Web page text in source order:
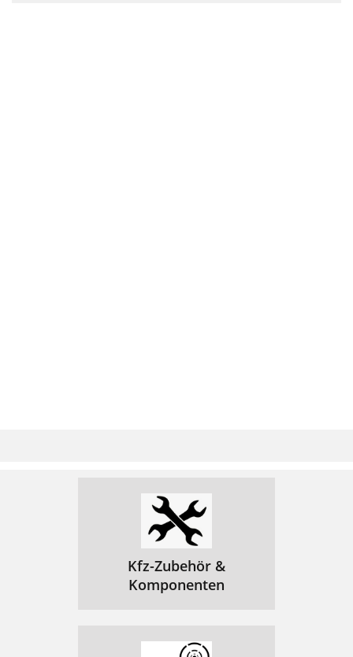
Kfz-Zubehör &
Komponenten